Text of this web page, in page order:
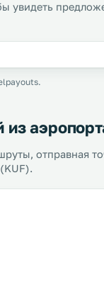
увидеть
из
отправная